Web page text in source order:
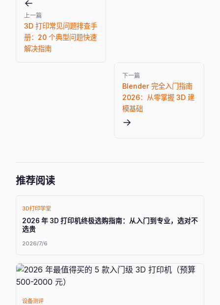
←
上一篇
3D 打印常见问题排查手
册：20 个典型问题快速
解决指南
下一篇
Blender 完全入门指南
2026：从零掌握 3D 建
模基础
→
推荐阅读
3D打印学堂
2026 年 3D 打印机终极选购指南：从入门到专业，选对不
选贵
2026/7/6
设备测评